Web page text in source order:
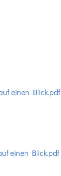
einen Blick.pdf
einen Blick.pdf